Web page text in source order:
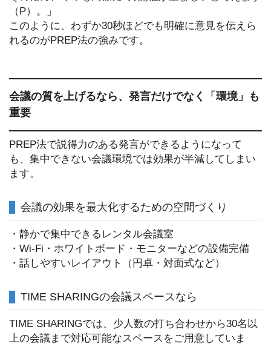
（P）。」
このように、わずか30秒ほどでも明確に意見を伝えら
れるのがPREP法の強みです。
会議の質を上げるなら、発言だけでなく「環境」も
重要
PREP法で説得力のある発言ができるようになって
も、集中できない会議環境では効果が半減してしまい
ます。
会議の効果を最大化するための空間づくり
・静かで集中できるレンタル会議室
・Wi-Fi・ホワイトボード・モニターなどの設備完備
・話しやすいレイアウト（円卓・対面式など）
TIME SHARINGの会議スペースなら
TIME SHARINGでは、少人数の打ち合わせから30名以
上の会議まで対応可能なスペースをご用意していま